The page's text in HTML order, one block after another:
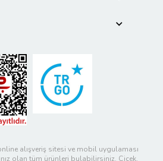
alışveriş sitesi ve mobil uygulaması
olan tüm ürünleri bulabilirsiniz. Çiçek,